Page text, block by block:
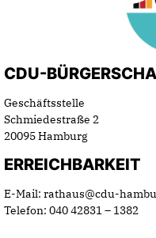
CDU-
Geschäftsstelle
Schmiedestraße 2
20095 Hamburg
ERREICHBARKEIT
E-Mail: rathaus@cdu-
Telefon: 040 42831 – 1382